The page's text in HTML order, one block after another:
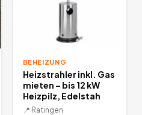
BEHEIZUNG
Heizstrahler inkl. Gas
mieten – bis 12 kW
Heizpilz, Edelstah
📍 Ratingen